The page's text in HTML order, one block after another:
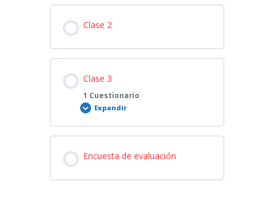
Clase 2
Clase 3
1 Cuestionario
Expandir
Clase
Encuesta de evaluación